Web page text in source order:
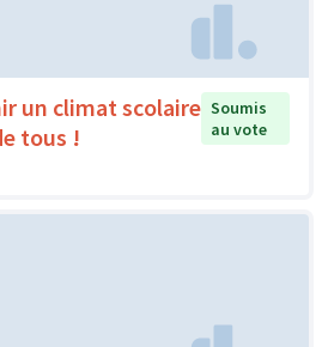
un climat scolaire
tous !
Soumis
au vote